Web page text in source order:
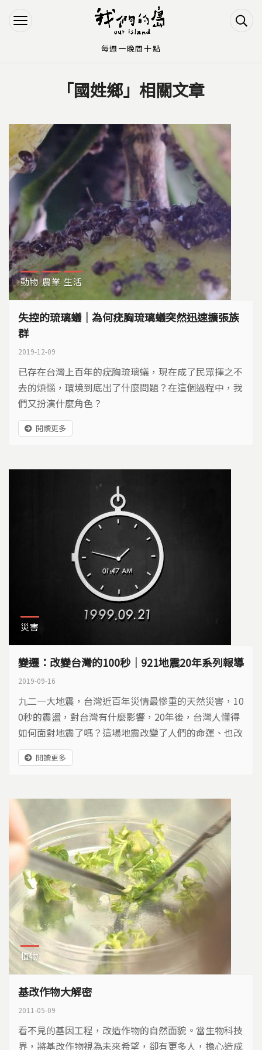
Jump to Navigation
Jump to Main content
「國姓鄉」相關文章
動物 農業 生活
失控的琉璃蟻｜為何疣胸琉璃蟻突然迅速擴張族
群
2019-12-09
已存在台灣上百年的疣胸琉璃蟻，現在成了民眾揮之不
去的煩惱，環境到底出了什麼問題？在這個過程中，我
們又扮演什麼角色？
閱讀更多
災害
變遷：改變台灣的100秒｜921地震20年系列報導
2019-09-16
九二一大地震，台灣近百年災情最慘重的天然災害，10
0秒的震盪，對台灣有什麼影響，20年後，台灣人懂得
如何面對地震了嗎？這場地震改變了人們的命運、也改
變了地方的發展，二十年後，我們的島團隊重回南投九
份二山、九九峰、集集與台中霧峰，還有雲林草嶺潭，
憾…
閱讀更多
植物
基改作物大解密
2011-05-09
看不見的基因工程，改造作物的自然面貌。當生物科技
界，將基改作物視為未來希望，卻有更多人，擔心造成
每週一晚間十點